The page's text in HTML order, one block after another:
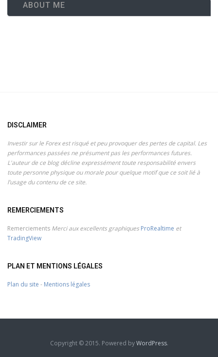
ABOUT ME
DISCLAIMER
Investir sur le Forex est risqué et peu provoquer des pertes de capital. Les
performances passées ne présument pas les performances futures.
L'auteur de ce blog décline expressément toute responsabilité envers
toute personne physique ou morale pour quelque motif que ce soit lié à
l’usage du contenu de ce site.
REMERCIEMENTS
Remerciements Merci aux excellents graphiques ProRealtime et
TradingView
PLAN ET MENTIONS LÉGALES
Plan du site - Mentions légales
Copyright © 2015. Powered byWordPress.